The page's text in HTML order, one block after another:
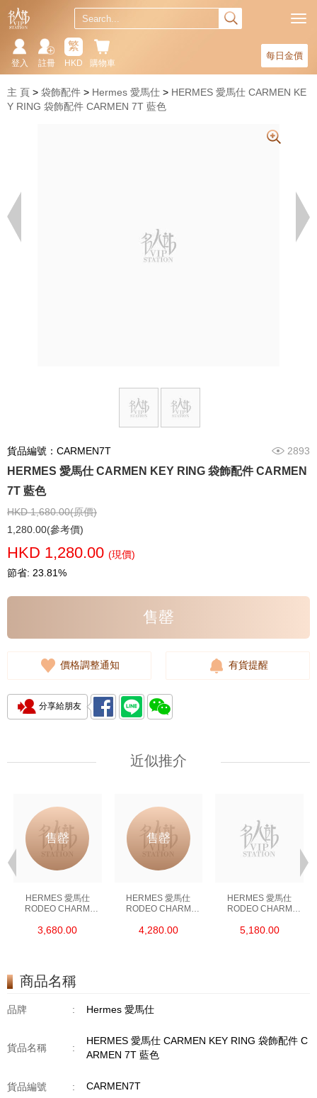
每日金價
購物車
繁
HKD
註冊
登入
主 頁 袋飾配件 Hermes 愛馬仕
HERMES 愛馬仕 CARMEN KE
Y RING 袋飾配件 CARMEN 7T 藍色
貨品編號：CARMEN7T 2893
HERMES 愛馬仕 CARMEN KEY RING 袋飾配件 CARMEN
7T 藍色
HKD 1,680.00(原價)
1,280.00(參考價)
HKD 1,280.00 (現價)
節省: 23.81%
售罄
價格調整通知 有貨提醒
分享給朋友
近似推介
售罄
HERMES 愛馬仕
RODEO CHARM
BLUE/YELLOW 藍色/
3,680.00
售罄
HERMES 愛馬仕
RODEO CHARM
BLUE 藍色
4,280.00
HERMES 愛馬仕
RODEO CHARM
BLUE DE FRANCE
5,180.00
商品名稱
品牌 : Hermes 愛馬仕
貨品名稱 :
HERMES 愛馬仕 CARMEN KEY RING 袋飾配件 C
ARMEN 7T 藍色
貨品編號 : CARMEN7T